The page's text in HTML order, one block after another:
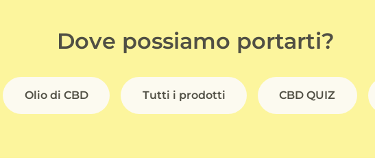
Dove possiamo portarti?
Olio di CBD Tutti i prodotti CBD QUIZ